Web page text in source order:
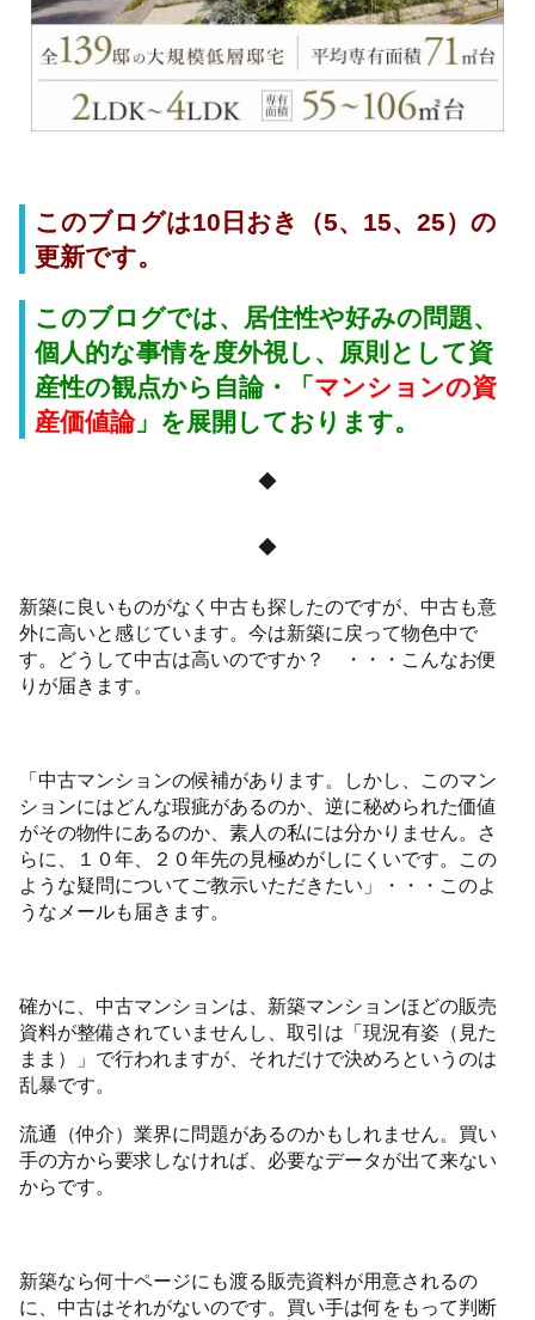
このブログは10日おき（5、15、25）の
更新です。
このブログでは、居住性や好みの問題、
個人的な事情を度外視し、原則として資
産性の観点から自論・「 マンションの資
産価値論」 を展開しております。
◆
◆
新築に良いものがなく中古も探したのですが、中古も意
外に高いと感じています。今は新築に戻って物色中で
す。どうして中古は高いのですか？ ・・・こんなお便
りが届きます。
「中古マンションの候補があります。しかし、このマン
ションにはどんな瑕疵があるのか、逆に秘められた価値
がその物件にあるのか、素人の私には分かりません。さ
らに、１０年、２０年先の見極めがしにくいです。この
ような疑問についてご教示いただきたい」・・・このよ
うなメールも届きます。
確かに、中古マンションは、新築マンションほどの販売
資料が整備されていませんし、取引は「現況有姿（見た
まま）」で行われますが、それだけで決めろというのは
乱暴です。
流通（仲介）業界に問題があるのかもしれません。買い
手の方から要求しなければ、必要なデータが出て来ない
からです。
新築なら何十ページにも渡る販売資料が用意されるの
に、中古はそれがないのです。買い手は何をもって判断